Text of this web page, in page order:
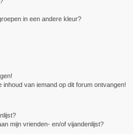
in een andere kleur?
van iemand op dit forum ontvangen!
mijn vrienden- en/of vijandenlijst?